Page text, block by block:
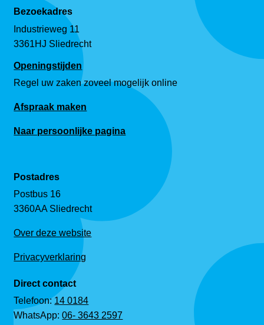
Bezoekadres
Industrieweg 11
3361HJ Sliedrecht
Openingstijden
Regel uw zaken zoveel mogelijk online
Afspraak maken
Naar persoonlijke pagina
Postadres
Postbus 16
3360AA Sliedrecht
Over deze website
Privacyverklaring
Direct contact
Telefoon:14 0184
WhatsApp:06- 3643 2597